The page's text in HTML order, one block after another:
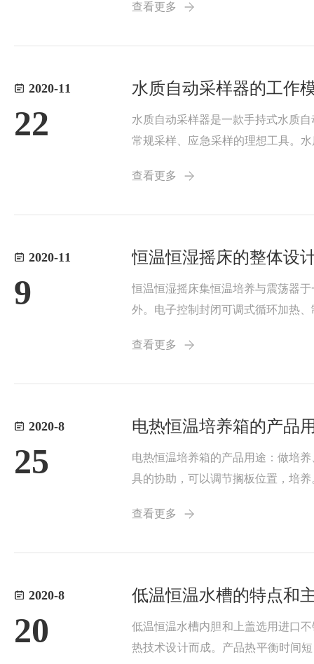
间)，...
查看更多
2020-11
22
水质自动采样器的工作
水质自动采样器是一款手持式水质
常规采样、应急采样的理想工具。
样瓶中。3）流量等...
查看更多
2020-11
9
恒温恒湿摇床的整体设
恒温恒湿摇床集恒温培养与震荡器
外。电子控制封闭可调式循环加热
电抛光弹簧烧瓶...
查看更多
2020-8
25
电热恒温培养箱的产品
电热恒温培养箱的产品用途：做培
具的协助，可以调节搁板位置，培
源，电源插座应采...
查看更多
2020-8
20
低温恒温水槽的特点和
低温恒温水槽内胆和上盖选用进口
热技术设计而成。产品热平衡时间